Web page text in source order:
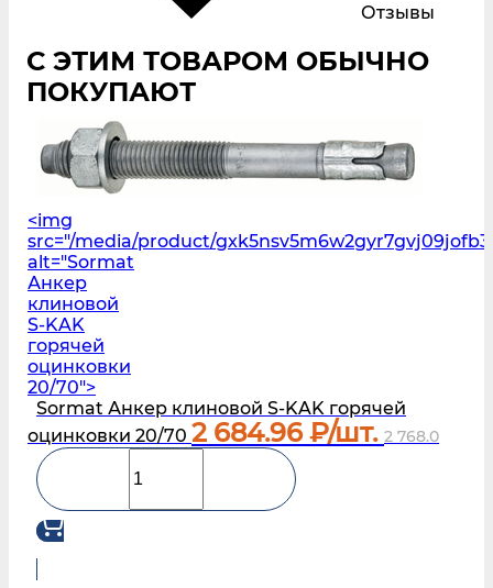
Отзывы
С ЭТИМ ТОВАРОМ ОБЫЧНО
ПОКУПАЮТ
<img
src="/media/product/
alt="Sormat
Анкер
клиновой
S‑KAK
горячей
оцинковки
20/70">
Sormat Анкер клиновой S‑KAK горячей
оцинковки 20/70 2 684.96₽/шт. 2 768.0